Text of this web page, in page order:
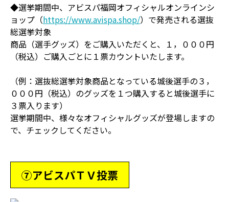
◆選挙期間中、アビスパ福岡オフィシャルオンラインシ
ョップ（https://www.avispa.shop/）で発売される選抜
総選挙対象
商品（選手グッズ）をご購入いただくと、１，０００円
（税込）ご購入ごとに１票カウントいたします。
（例：選抜総選挙対象商品となっている城後選手の３，
０００円（税込）のグッズを１つ購入すると城後選手に
３票入ります）
選挙期間中、様々なオフィシャルグッズが登場しますの
で、チェックしてください。
⑦アビスパＴＶ投票